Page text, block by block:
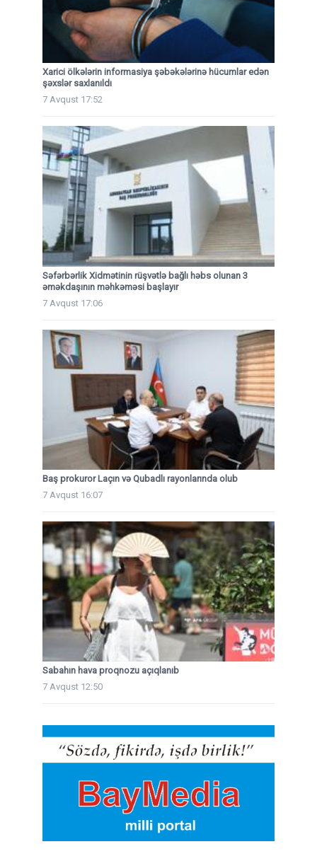
Xarici ölkələrin informasiya şəbəkələrinə hücumlar edən
şəxslər saxlanıldı
7 Avqust 17:52
Səfərbərlik Xidmətinin rüşvətlə bağlı həbs olunan 3
əməkdaşının məhkəməsi başlayır
7 Avqust 17:06
Baş prokuror Laçın və Qubadlı rayonlarında olub
7 Avqust 16:07
Sabahın hava proqnozu açıqlanıb
7 Avqust 12:50